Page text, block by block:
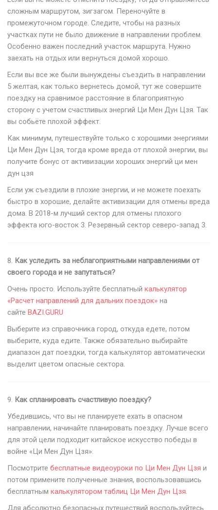
сложным маршрутом, зигзагом. Переночуйте в
промежуточном городе. Следите, чтобы на разных
участках пути не было движение в направлении проблем.
Особенно важен последний участок маршрута. Нужно
заехать на отдых или вернуться домой хорошо.
Если вы все же были вынуждены съездить в направлении
5 желтая, как только вернетесь домой, тут же совершите
поездку на сравнимое расстояние в благоприятную
сторону с учетом счастливых энергий Ци Мен Дун Цзя. Так
вы собьёте плохой эффект.
Как минимум, путешествуйте только с хорошими энергиями
Ци Мен Дун Цзя, тогда кроме вреда от плохой энергии, вы
получите бонус от активизации хороших энергий ци мен
дун цзя
Если уж съездили в плохие энергии, и не можете поехать
быстро в хорошие, делайте активизации для отмены вреда
дома. В 2018-м лучший сектор для отмены плохого
эффекта юго-восток 3. Резервный сектор северо-запад 3.
8. Как уследить за неблагоприятными направлениями от
своего города и не запутаться?
Очень просто. Используйте бесплатный калькулятор
«Расчет направлений для дальних поездок» на
сайте BAZI.GURU
Выберите из справочника город, откуда едете, потом
выберите, куда едите. Также обязательно выбирайте
диапазон дат поездки, тогда калькулятор автоматически
выделит цветом опасные сектора.
9. Как спланировать счастливую поездку?
Убедившись, что вы не планируете ехать в опасном
направлении, начинайте планировать поездку. Лучше всего
для этой цели подходит китайское искусство победы в
войне «Ци Мен Дун Цзя».
Посмотрите бесплатные видеоуроки по Ци Мен Дун Цзя и
потом примените полученные знания, воспользовавшись
бесплатным калькулятором таблиц Ци Мен Дун Цзя.
Для абсолютно безопасных путешествий воспользуйтесь